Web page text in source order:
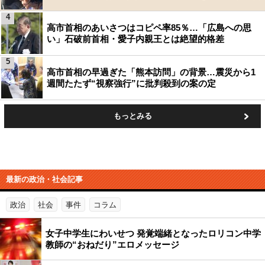
高市首相のあいさつはコピペ率85％…「広島への思
い」石破前首相・愛子内親王とは絶望的格差
4
高市首相の早過ぎた「熊本訪問」の背景…震災から1
週間たたず“視察強行”に批判殺到の案の定
5
もっとみる
最新の政治・社会記事
政治 社会 事件 コラム
女子中学生にわいせつ 発覚端緒となったロリコン中学
教師の“おねだり”エロメッセージ